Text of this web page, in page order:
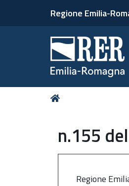
Regione Emilia-
Tu
n.155
Regione